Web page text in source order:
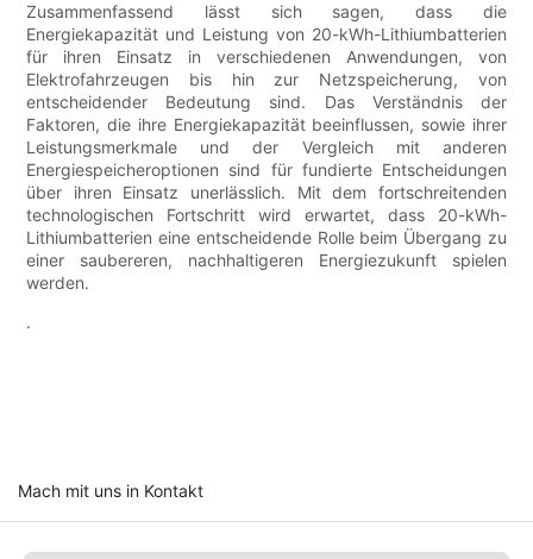
Zusammenfassend lässt sich sagen, dass die
Energiekapazität und Leistung von 20-kWh-Lithiumbatterien
für ihren Einsatz in verschiedenen Anwendungen, von
Elektrofahrzeugen bis hin zur Netzspeicherung, von
entscheidender Bedeutung sind. Das Verständnis der
Faktoren, die ihre Energiekapazität beeinflussen, sowie ihrer
Leistungsmerkmale und der Vergleich mit anderen
Energiespeicheroptionen sind für fundierte Entscheidungen
über ihren Einsatz unerlässlich. Mit dem fortschreitenden
technologischen Fortschritt wird erwartet, dass 20-kWh-
Lithiumbatterien eine entscheidende Rolle beim Übergang zu
einer saubereren, nachhaltigeren Energiezukunft spielen
werden.
.
Mach mit uns in Kontakt